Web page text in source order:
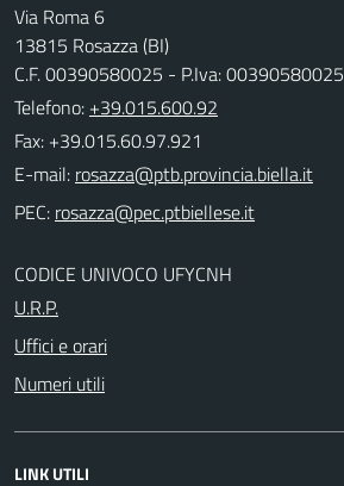
Via Roma 6
13815 Rosazza (BI)
C.F. 00390580025 - P.Iva: 00390580025
Telefono: +39.015.600.92
Fax: +39.015.60.97.921
E-mail:
PEC:
CODICE UNIVOCO UFYCNH
U.R.P.
Uffici e orari
Numeri utili
LINK UTILI